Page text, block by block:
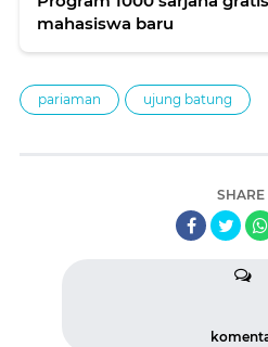
mahasiswa baru
pariaman ujung batung
SHARE